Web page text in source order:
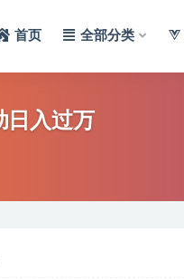
首页 全部分类
日入过万